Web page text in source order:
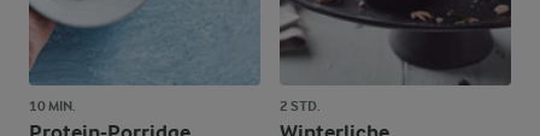
10 MIN. 2 STD.